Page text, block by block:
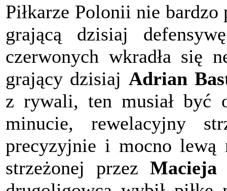
Piłkarze Polonii nie
grającą dzisiaj
czerwonych wkradła się
grający dzisiaj Adrian
z rywali, ten musiał być
minucie, rewelacyjny
precyzyjnie i mocno lewą
strzeżonej przez Macieja